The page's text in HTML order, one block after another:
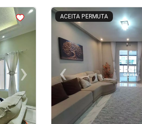
›Next
ACEITA PERMUTA
<<<<
‹Previous